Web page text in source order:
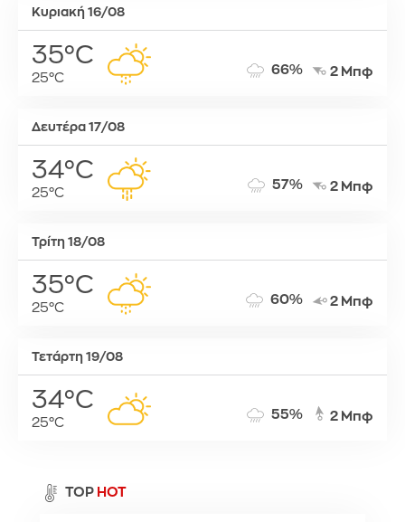
Κυριακή 16/08
35°C
25°C
66% 2 Μπφ
Δευτέρα 17/08
34°C
25°C
57% 2 Μπφ
Τρίτη 18/08
35°C
25°C
60% 2 Μπφ
Τετάρτη 19/08
34°C
25°C
55% 2 Μπφ
TOP HOT